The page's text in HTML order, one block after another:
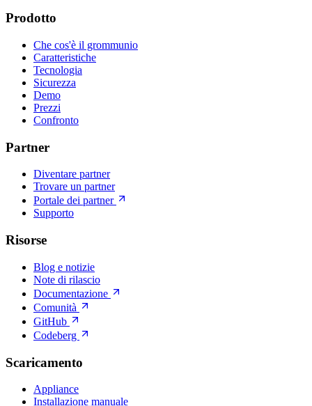
Prodotto
Che cos'è il grommunio
Caratteristiche
Tecnologia
Sicurezza
Demo
Prezzi
Confronto
Partner
Diventare partner
Trovare un partner
Portale dei partner
Supporto
Risorse
Blog e notizie
Note di rilascio
Documentazione
Comunità
GitHub
Codeberg
Scaricamento
Appliance
Installazione manuale